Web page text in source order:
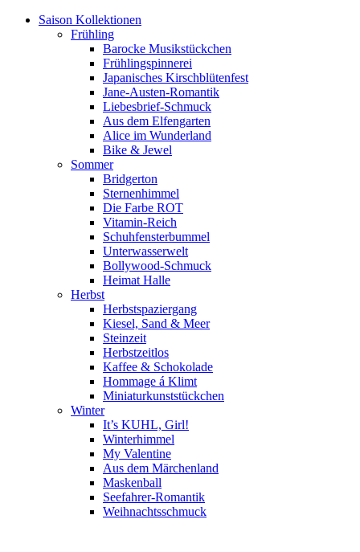
Saison Kollektionen
Frühling
Barocke Musikstückchen
Frühlingspinnerei
Japanisches Kirschblütenfest
Jane-Austen-Romantik
Liebesbrief-Schmuck
Aus dem Elfengarten
Alice im Wunderland
Bike & Jewel
Sommer
Bridgerton
Sternenhimmel
Die Farbe ROT
Vitamin-Reich
Schuhfensterbummel
Unterwasserwelt
Bollywood-Schmuck
Heimat Halle
Herbst
Herbstspaziergang
Kiesel, Sand & Meer
Steinzeit
Herbstzeitlos
Kaffee & Schokolade
Hommage á Klimt
Miniaturkunststückchen
Winter
It’s KUHL, Girl!
Winterhimmel
My Valentine
Aus dem Märchenland
Maskenball
Seefahrer-Romantik
Weihnachtsschmuck